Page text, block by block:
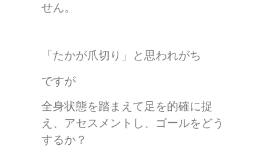
せん。
「たかが爪切り」と思われがち
ですが
全身状態を踏まえて足を的確に捉
え、アセスメントし、ゴールをどう
するか？